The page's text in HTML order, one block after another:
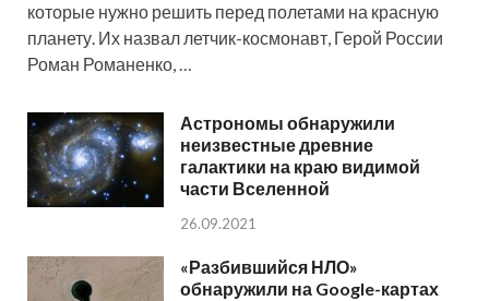
которые нужно решить перед полетами на красную
планету. Их назвал летчик-космонавт, Герой России
Роман Романенко, …
Астрономы обнаружили
неизвестные древние
галактики на краю видимой
части Вселенной
26.09.2021
«Разбившийся НЛО»
обнаружили на Google-картах